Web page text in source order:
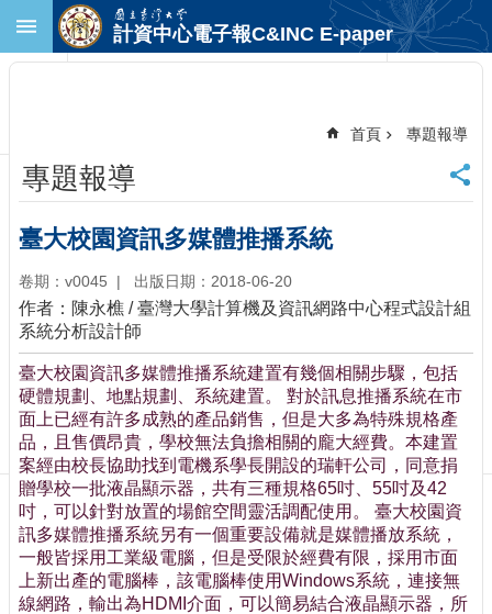
跳到主要內容區塊
首
頁
臺
大
首
頁
計
中
首
頁
聯
絡
資
訊
訂
閱/
取
消
計資中心電子報C&INC E-paper
首頁 專題報導
專題報導
臺大校園資訊多媒體推播系統
卷期：v0045 出版日期：2018-06-20
作者：陳永樵 / 臺灣大學計算機及資訊網路中心程式設計組
系統分析設計師
臺大校園資訊多媒體推播系統建置有幾個相關步驟，包括
硬體規劃、地點規劃、系統建置。 對於訊息推播系統在市
面上已經有許多成熟的產品銷售，但是大多為特殊規格產
品，且售價昂貴，學校無法負擔相關的龐大經費。本建置
案經由校長協助找到電機系學長開設的瑞軒公司，同意捐
贈學校一批液晶顯示器，共有三種規格65吋、55吋及42
吋，可以針對放置的場館空間靈活調配使用。 臺大校園資
訊多媒體推播系統另有一個重要設備就是媒體播放系統，
一般皆採用工業級電腦，但是受限於經費有限，採用市面
上新出產的電腦棒，該電腦棒使用Windows系統，連接無
線網路，輸出為HDMI介面，可以簡易結合液晶顯示器，所